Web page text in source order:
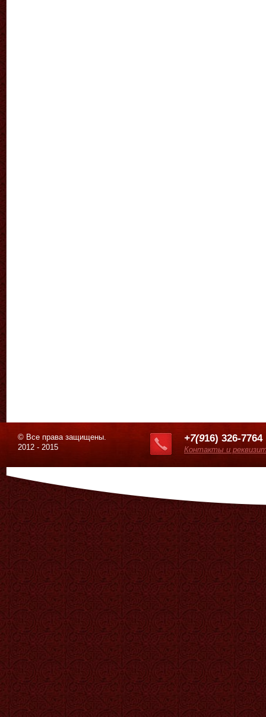
© Все права защищены.
2012 - 2015
+7(916) 326-7764
Контакты и